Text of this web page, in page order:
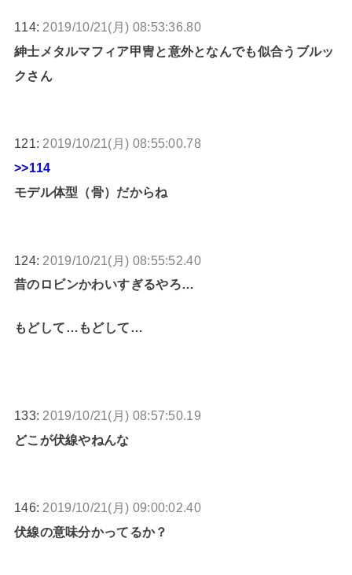
114: 2019/10/21(月) 08:53:36.80
紳士メタルマフィア甲冑と意外となんでも似合うブルッ
クさん
121: 2019/10/21(月) 08:55:00.78
>>114
モデル体型（骨）だからね
124: 2019/10/21(月) 08:55:52.40
昔のロビンかわいすぎるやろ…
もどして…もどして…
133: 2019/10/21(月) 08:57:50.19
どこが伏線やねんな
146: 2019/10/21(月) 09:00:02.40
伏線の意味分かってるか？